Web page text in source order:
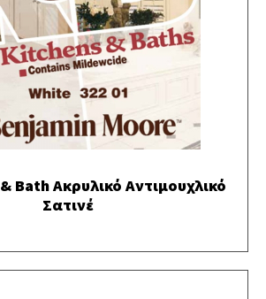
Bath Ακρυλικό Αντιμουχλικό
Σατινέ